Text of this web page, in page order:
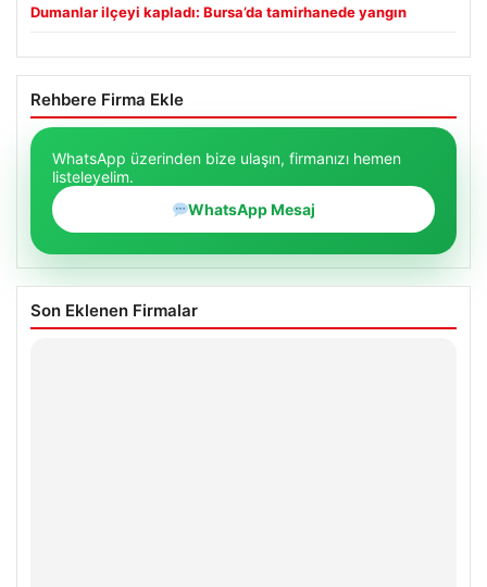
Dumanlar ilçeyi kapladı: Bursa’da tamirhanede yangın
Rehbere Firma Ekle
WhatsApp üzerinden bize ulaşın, firmanızı hemen
listeleyelim.
WhatsApp Mesaj
Son Eklenen Firmalar